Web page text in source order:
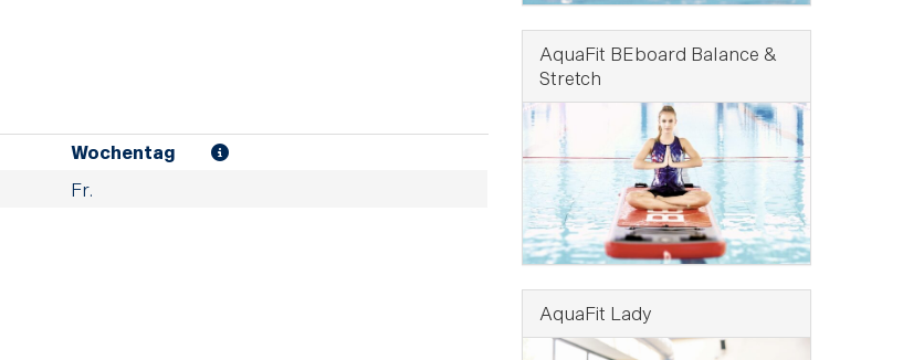
Wochentag
Fr.
AquaFit BEboard Balance &
Stretch
AquaFit Lady